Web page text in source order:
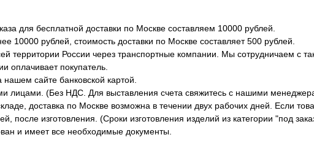
для бесплатной доставки по Москве составляем 10000 рублей.
10000 рублей, стоимость доставки по Москве составляет 500 рублей.
территории России через транспортные компании. Мы сотрудничаем с
оплачивает покупатель.
сайте банковской картой.
лицами. (Без НДС. Для выставления счета свяжитесь с нашими
доставка по Москве возможна в течении двух рабочих дней. Если
после изготовления. (Сроки изготовления изделий из категории "под
и имеет все необходимые документы.